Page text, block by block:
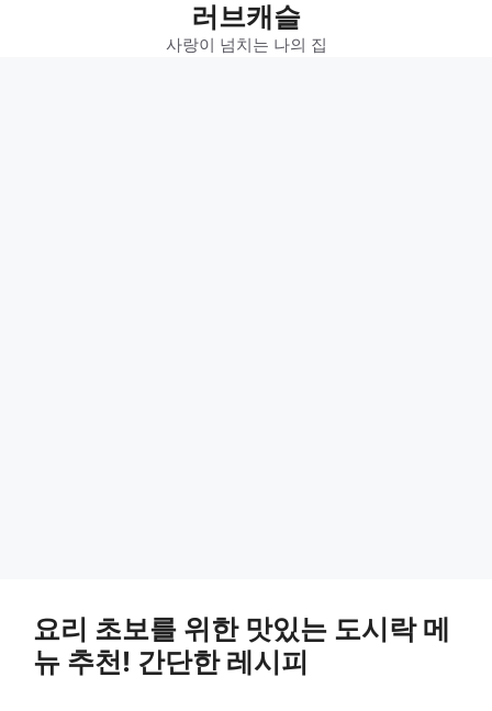
러브캐슬
사랑이 넘치는 나의 집
요리 초보를 위한 맛있는 도시락 메
뉴 추천! 간단한 레시피